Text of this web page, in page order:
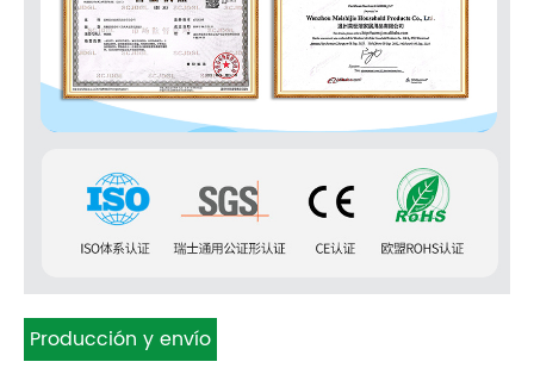
Producción y envío